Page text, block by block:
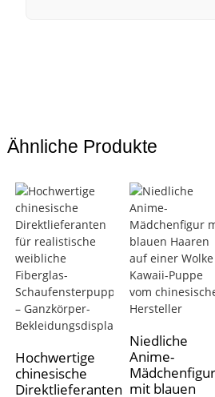
Ähnliche Produkte
Hochwertige
chinesische
Direktlieferanten
Niedliche
Anime-
Mädchenfigur
mit blauen